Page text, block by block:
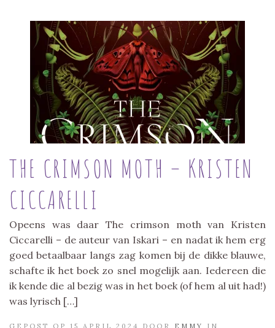
THE CRIMSON MOTH – KRISTEN
CICCARELLI
Opeens was daar The crimson moth van Kristen
Ciccarelli – de auteur van Iskari – en nadat ik hem erg
goed betaalbaar langs zag komen bij de dikke blauwe,
schafte ik het boek zo snel mogelijk aan. Iedereen die
ik kende die al bezig was in het boek (of hem al uit had!)
was lyrisch […]
GEPOST OP 15 APRIL 2024 DOOR EMMY IN